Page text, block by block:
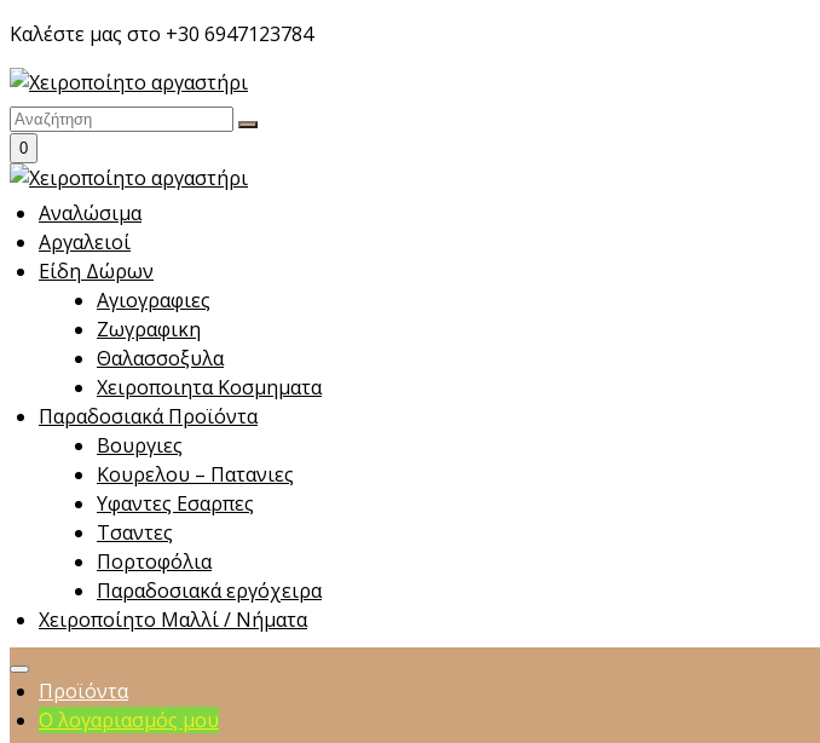
Skip
to
content
Καλέστε μας στο +30 6947123784
0
Αναλώσιμα
Αργαλειοί
Είδη Δώρων
Αγιογραφιες
Ζωγραφικη
Θαλασσοξυλα
Χειροποιητα Κοσμηματα
Παραδοσιακά Προϊόντα
Βουργιες
Κουρελου – Πατανιες
Υφαντες Εσαρπες
Τσαντες
Πορτοφόλια
Παραδοσιακά εργόχειρα
Χειροποίητο Μαλλί / Νήματα
Προϊόντα
Ο λογαριασμός μου